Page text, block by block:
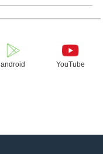
android YouTube